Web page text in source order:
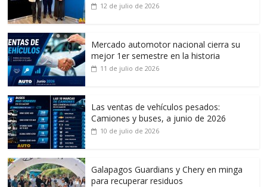
12 de julio de 2026
Mercado automotor nacional cierra su
mejor 1er semestre en la historia
11 de julio de 2026
Las ventas de vehículos pesados:
Camiones y buses, a junio de 2026
10 de julio de 2026
Galapagos Guardians y Chery en minga
para recuperar residuos